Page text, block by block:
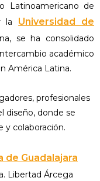
Latinoamericano de
la Universidad de
se ha consolidado
académico
América Latina.
profesionales
diseño, donde se
y colaboración.
de Guadalajara
Libertad Árcega